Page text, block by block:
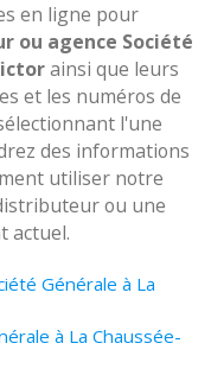
en ligne pour
ou agence Société
ainsi que leurs
et les numéros de
l'une
des informations
utiliser notre
ou une
actuel.
Générale à La
à La Chaussée-